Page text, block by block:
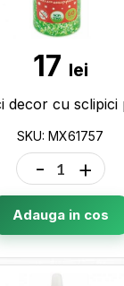
17 lei
SKU: MX61757
- +
Adauga in cos